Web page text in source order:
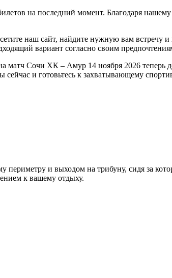
на последний момент. Благодаря нашему
наш сайт, найдите нужную вам встречу и
вариант согласно своим
Сочи ХК – Амур 14 ноября 2026 теперь
сейчас и готовьтесь к захватывающему
периметру и выходом на трибуну, сидя за
к вашему отдыху.